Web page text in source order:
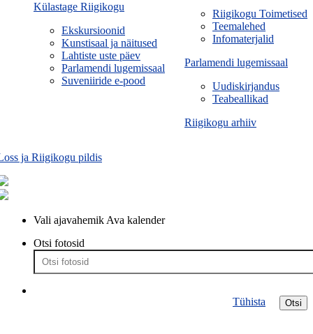
Riigikogu Toimetised
Teemalehed
Infomaterjalid
Parlamendi lugemissaal
Uudiskirjandus
Teabeallikad
Riigikogu arhiiv
Külastage Riigikogu
Ekskursioonid
Kunstisaal ja näitused
Lahtiste uste päev
Parlamendi lugemissaal
Suveniiride e-pood
ja Riigikogu pildis
Vali ajavahemik Ava kalender
Otsi fotosid
Otsi
Tühista